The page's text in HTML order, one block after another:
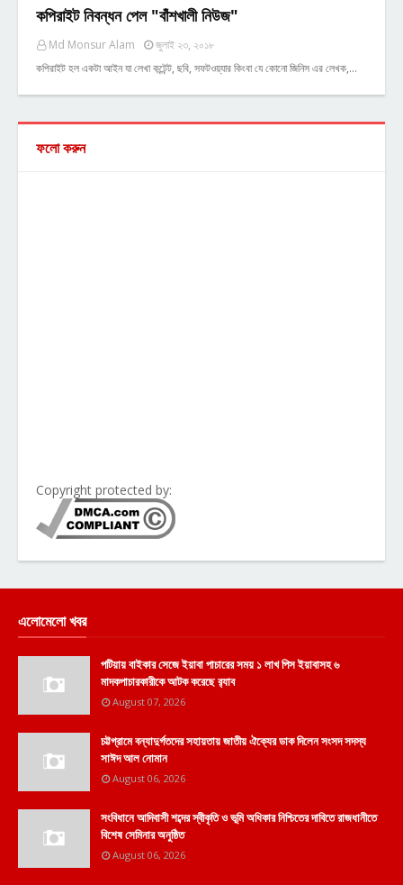
কপিরাইট নিবন্ধন পেল "বাঁশখালী নিউজ"
Md Monsur Alam
জুলাই ২৩, ২০১৮
কপিরাইট হল একটা আইন যা লেখা কন্টেন্ট, ছবি, সফটওয়্যার কিংবা যে কোনো জিনিস এর লেখক,…
ফলো করুন
Copyright protected by:
এলোমেলো খবর
পটিয়ায় বাইকার সেজে ইয়াবা পাচারের সময় ১ লাখ পিস ইয়াবাসহ ৬
মাদকপাচারকারীকে আটক করেছে র‌্যাব
August 07, 2026
চট্টগ্রামে বন্যাদুর্গতদের সহায়তায় জাতীয় ঐক্যের ডাক দিলেন সংসদ সদস্য
সাঈদ আল নোমান
August 06, 2026
সংবিধানে আদিবাসী শব্দের স্বীকৃতি ও ভূমি অধিকার নিশ্চিতের দাবিতে রাজধানীতে
বিশেষ সেমিনার অনুষ্ঠিত
August 06, 2026